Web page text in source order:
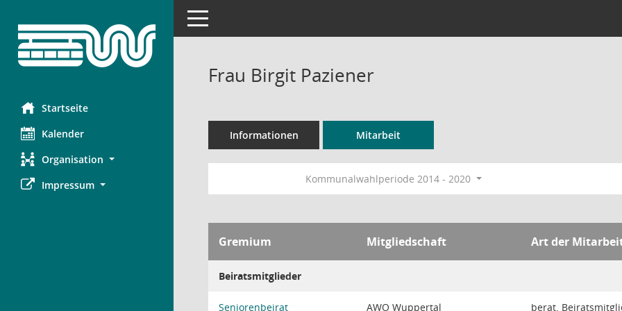
Startseite
Kalender
Organisation
Impressum
Toggle navigation
Frau Birgit Paziener
Informationen Mitarbeit
Kommunalwahlperiode 2014 - 2020
Gremium Mitgliedschaft Art der
Beiratsmitglieder
Seniorenbeirat AWO Wuppertal berat.